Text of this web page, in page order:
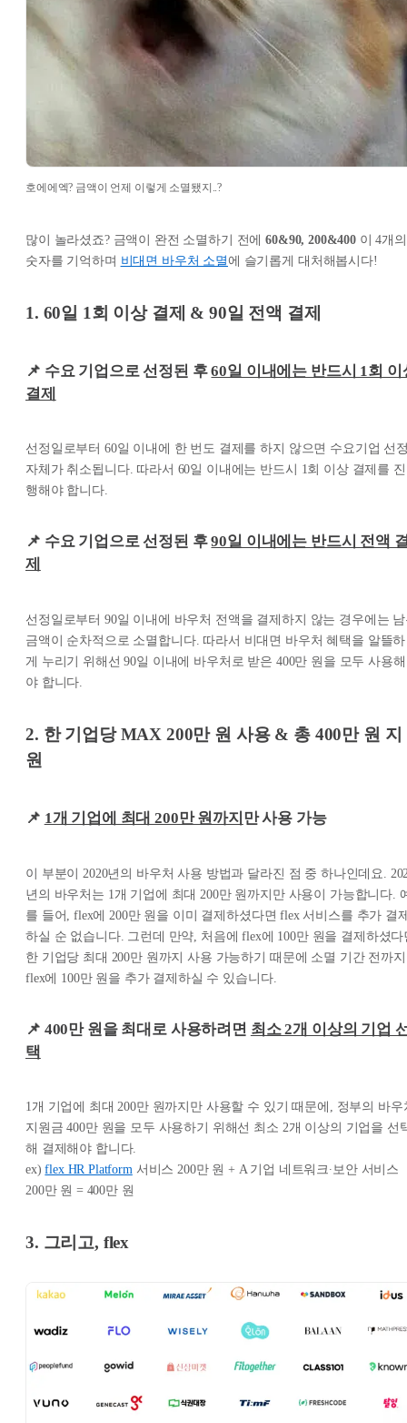
호에에엑? 금액이 언제 이렇게 소멸됐지..?
많이 놀라셨죠? 금액이 완전 소멸하기 전에60&90, 200&400이 4개의
숫자를 기억하며 비대면 바우처 소멸에 슬기롭게 대처해봅시다!
1. 60일 1회 이상 결제 & 90일 전액 결제
📌 수요 기업으로 선정된 후60일 이내에는 반드시 1회 이
결제
선정일로부터 60일 이내에 한 번도 결제를 하지 않으면 수요기업 선
자체가 취소됩니다. 따라서 60일 이내에는 반드시 1회 이상 결제를 진
행해야 합니다.
📌 수요 기업으로 선정된 후90일 이내에는 반드시 전액
제
선정일로부터 90일 이내에 바우처 전액을 결제하지 않는 경우에는
금액이 순차적으로 소멸합니다. 따라서 비대면 바우처 혜택을 알뜰하
게 누리기 위해선 90일 이내에 바우처로 받은 400만 원을 모두 사용해
야 합니다.
2. 한 기업당 MAX 200만 원 사용 & 총 400만 원 지
원
📌 1개 기업에 최대 200만 원까지 만 사용 가능
이 부분이 2020년의 바우처 사용 방법과 달라진 점 중 하나인데요.
년의 바우처는 1개 기업에 최대 200만 원까지만 사용이 가능합니다.
를 들어, flex에 200만 원을 이미 결제하셨다면 flex 서비스를 추가 결
하실 순 없습니다. 그런데 만약, 처음에 flex에 100만 원을 결제하셨다
한 기업당 최대 200만 원까지 사용 가능하기 때문에 소멸 기간 전까지
flex에 100만 원을 추가 결제하실 수 있습니다.
📌 400만 원을 최대로 사용하려면 최소 2개 이상의 기업
택
1개 기업에 최대 200만 원까지만 사용할 수 있기 때문에, 정부의 바우
지원금 400만 원을 모두 사용하기 위해선 최소 2개 이상의 기업을 선
해 결제해야 합니다.
ex)flex HR Platform서비스 200만 원 + A 기업 네트워크∙보안 서비스
200만 원 = 400만 원
3. 그리고, flex